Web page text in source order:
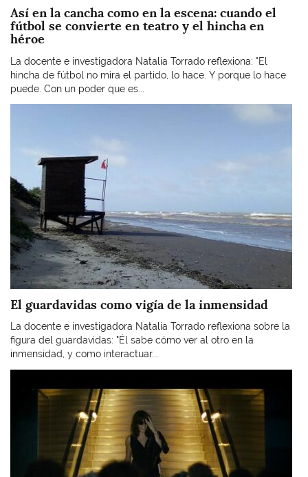
Así en la cancha como en la escena: cuando el
fútbol se convierte en teatro y el hincha en
héroe
La docente e investigadora Natalia Torrado reflexiona: "El
hincha de fútbol no mira el partido, lo hace. Y porque lo hace
puede. Con un poder que es...
El guardavidas como vigía de la inmensidad
La docente e investigadora Natalia Torrado reflexiona sobre la
figura del guardavidas: "Él sabe cómo ver al otro en la
inmensidad, y como interactuar...